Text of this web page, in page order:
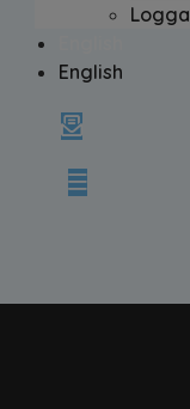
Logga
English